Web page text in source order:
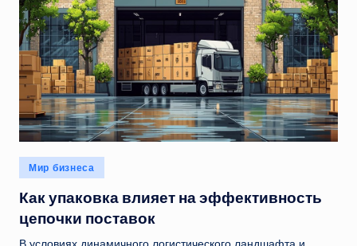
Опубликовано
в
Мир бизнеса
Как упаковка влияет на эффективность
цепочки поставок